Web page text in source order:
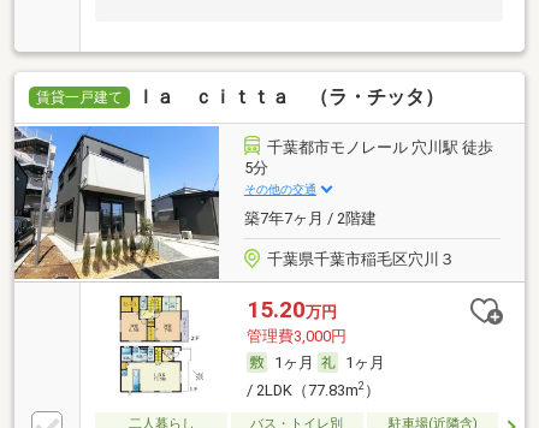
賃貸一戸建て ｌａ ｃｉｔｔａ （ラ・チッタ）
千葉都市モノレール 穴川駅 徒歩
5分
その他の交通
築7年7ヶ月 / 2階建
千葉県千葉市稲毛区穴川３
15.20万円
管理費3,000円
1ヶ月
1ヶ月
/ 2LDK（77.83m2）
二人暮らし バス・トイレ別 駐車場(近隣含)